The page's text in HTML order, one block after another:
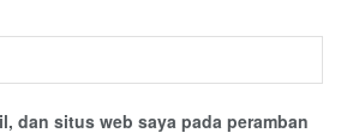
dan situs web saya pada peramban